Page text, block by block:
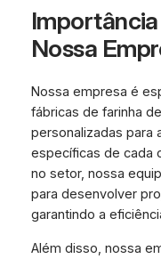
Nossa
Nossa empresa é
fábricas de farinha
personalizadas para
específicas de cada
no setor, nossa
para desenvolver
garantindo a
Além disso, nossa